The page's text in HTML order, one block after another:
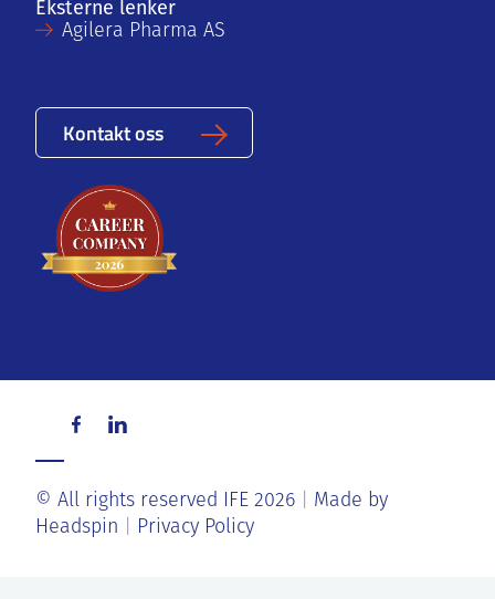
Eksterne lenker
Agilera Pharma AS
Kontakt oss
© All rights reserved IFE 2026
Made by
Headspin
Privacy Policy